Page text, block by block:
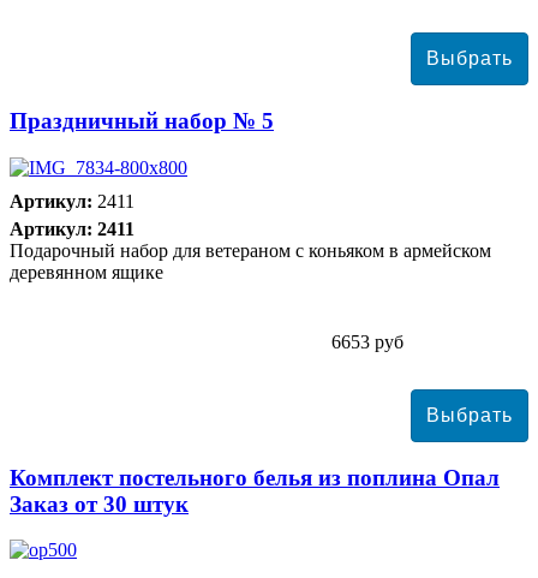
Праздничный набор № 5
Артикул: 2411
Артикул: 2411
Подарочный набор для ветераном с коньяком в армейском
деревянном ящике
6653 руб
Комплект постельного белья из поплина Опал
Заказ от 30 штук